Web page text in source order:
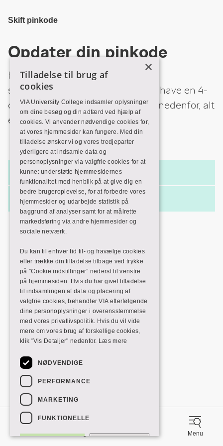
ContentSkift pinkode
Opdater din pinkode
For at kunne bruge VIA Biblioteks
selvbetjeningsautomater, skal du have en 4-
cifret pinkode. Følg vejledningen nedenfor, alt
efter din tilknytning til VIA.
Studerende og ansatte
Lånere uden tilknytning til VIA
Bibliotek Login Menu
×
Tilladelse til brug af
cookies
VIA University College indsamler oplysninger
om dine besøg og din adfærd ved hjælp af
cookies. Vi anvender nødvendige cookies for,
at vores hjemmesider kan fungere. Med din
tilladelse ønsker vi og vores tredjeparter
yderligere at indsamle data og
personoplysninger via valgfrie cookies for at
kunne: understøtte hjemmesidernes
funktionalitet med henblik på at give dig en
bedre brugeroplevelse, for at forbedre vores
hjemmesider og udarbejde statistik på
baggrund af analyser samt for at målrette
markedsføring via andre hjemmesider og
sociale netværk.
Du kan til enhver tid til- og fravælge cookies
eller trække din tilladelse tilbage ved trykke
på ”Cookie indstillinger” nederst til venstre
på hjemmesiden. Hvis du har givet tilladelse
til indsamlingen af data og placering af
valgfrie cookies, behandler VIA efterfølgende
dine personoplysninger i overensstemmelse
med vores privatlivspolitik. Hvis du vil vide
mere om vores brug af forskellige cookies,
klik "Vis Detaljer" nedenfor. Læs mere
NØDVENDIGE
PERFORMANCE
MARKETING
FUNKTIONELLE